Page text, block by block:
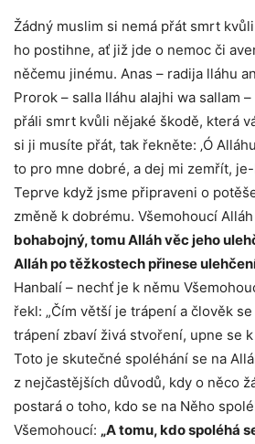
Žádný muslim si nemá přát smrt
ho postihne, ať již jde o nemoc či
něčemu jinému. Anas – radija lláhu
Prorok – salla lláhu alajhi wa sallam
přáli smrt kvůli nějaké škodě, která
si ji musíte přát, tak řekněte: ‚Ó
to pro mne dobré, a dej mi zemřít,
Teprve když jsme připraveni o
změně k dobrému. Všemohoucí
bohabojný, tomu Alláh věc jeho
Alláh po těžkostech přinese
Hanbalí – nechť je k němu
řekl: „Čím větší je trápení a člověk
trápení zbaví živá stvoření, upne se
Toto je skutečné spoléhání se na
z nejčastějších důvodů, kdy o něco
postará o toho, kdo se na Něho
Všemohoucí: „A tomu, kdo spoléhá